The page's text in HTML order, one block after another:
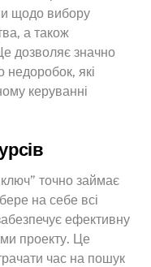
щодо вибору
а також
дозволяє значно
недоробок, які
керуванні
точно займає
на себе всі
ефективну
проекту. Це
час на пошук